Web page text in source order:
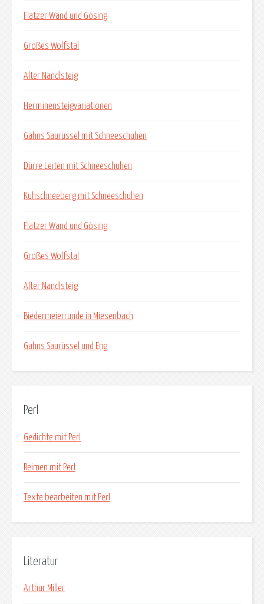
Flatzer Wand und Gösing
Großes Wolfstal
Alter Nandlsteig
Herminensteigvariationen
Gahns Saurüssel mit Schneeschuhen
Dürre Leiten mit Schneeschuhen
Kuhschneeberg mit Schneeschuhen
Flatzer Wand und Gösing
Großes Wolfstal
Alter Nandlsteig
Biedermeierrunde in Miesenbach
Gahns Saurüssel und Eng
Perl
Gedichte mit Perl
Reimen mit Perl
Texte bearbeiten mit Perl
Literatur
Arthur Miller